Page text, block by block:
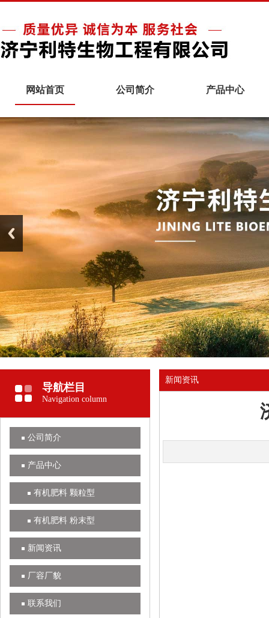
网站首页 公司简介 产品中心
导航栏目
Navigation column
公司简介
产品中心
有机肥料 颗粒型
有机肥料 粉末型
新闻资讯
厂容厂貌
联系我们
新闻资讯